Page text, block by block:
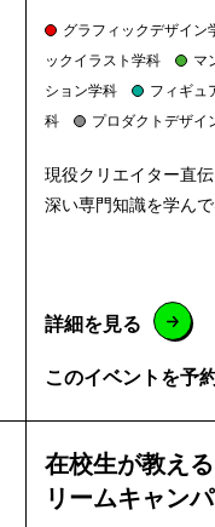
グラフィックデザイン
ックイラスト学科
マ
ション学科
フィギュ
科
プロダクトデザイ
現役クリエイター直伝
深い専門知識を学んで
詳細を見る
このイベントを予
在校生が教え
リームキャン